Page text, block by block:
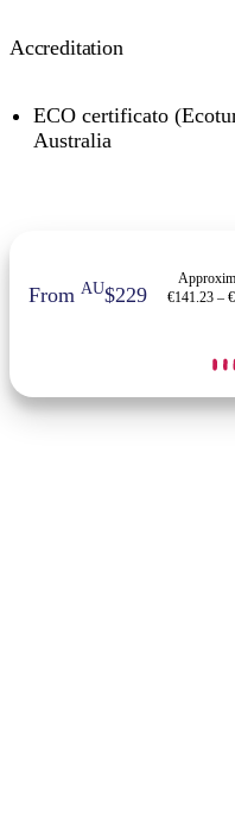
Accreditation
ECO certificato
Australia
FromAU$229
€141.23 –